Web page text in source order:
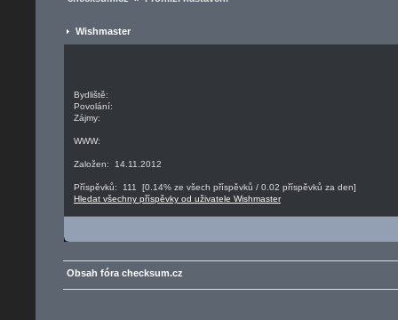
Wishmaster
Bydliště:
Povolání:
Zájmy:
WWW:
Založen: 14.11.2012
Příspěvků: 111 [0.14% ze všech příspěvků / 0.02 příspěvků za den]
Hledat všechny příspěvky od uživatele Wishmaster
Obsah fóra checksum.cz